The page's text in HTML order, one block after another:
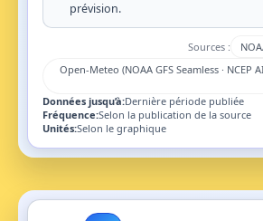
prévision.
Sources :
Open-Meteo (NOAA GFS Seamless · NCEP
Données jusqu’à:Dernière période publiée
Fréquence:Selon la publication de la source
Unités:Selon le graphique